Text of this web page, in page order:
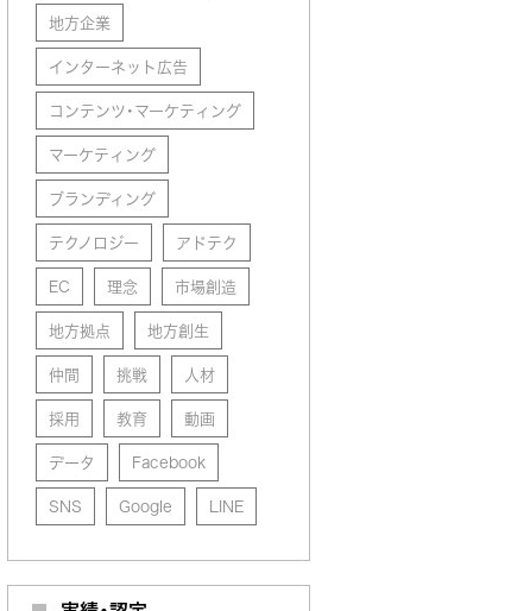
地方企業
インターネット広告
コンテンツ・マーケティング
マーケティング
ブランディング
テクノロジー
アドテク
EC
理念
市場創造
地方拠点
地方創生
仲間
挑戦
人材
採用
教育
動画
データ
Facebook
SNS
Google LINE